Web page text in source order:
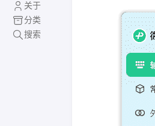
关于
分类
搜索